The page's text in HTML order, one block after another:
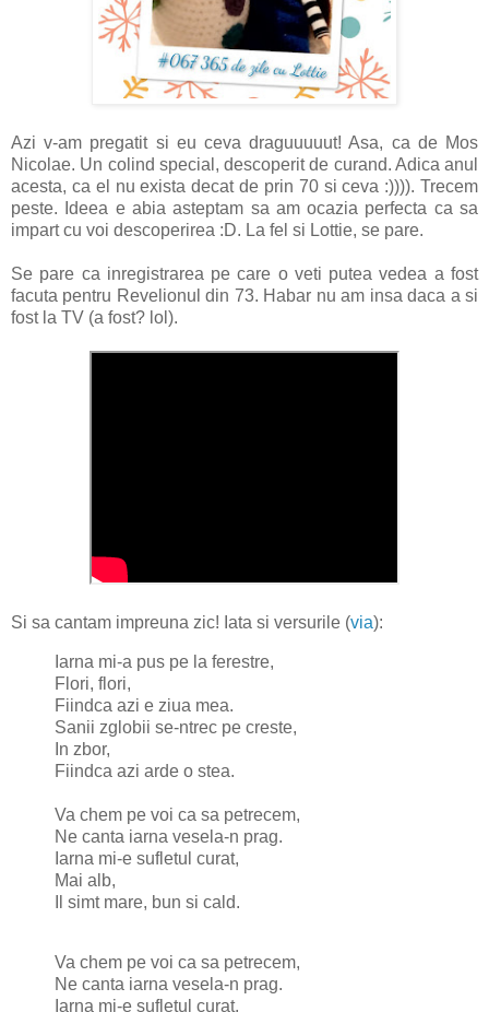
Azi v-am pregatit si eu ceva draguuuuut! Asa, ca de Mos
Nicolae. Un colind special, descoperit de curand. Adica anul
acesta, ca el nu exista decat de prin 70 si ceva :)))). Trecem
peste. Ideea e abia asteptam sa am ocazia perfecta ca sa
impart cu voi descoperirea :D. La fel si Lottie, se pare.
Se pare ca inregistrarea pe care o veti putea vedea a fost
facuta pentru Revelionul din 73. Habar nu am insa daca a si
fost la TV (a fost? lol).
Si sa cantam impreuna zic! Iata si versurile (via):
Iarna mi-a pus pe la ferestre,
Flori, flori,
Fiindca azi e ziua mea.
Sanii zglobii se-ntrec pe creste,
In zbor,
Fiindca azi arde o stea.
Va chem pe voi ca sa petrecem,
Ne canta iarna vesela-n prag.
Iarna mi-e sufletul curat,
Mai alb,
Il simt mare, bun si cald.
Va chem pe voi ca sa petrecem,
Ne canta iarna vesela-n prag.
Iarna mi-e sufletul curat,